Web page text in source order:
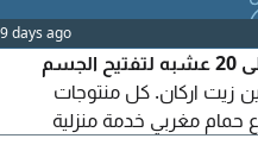
9 days ago
خلاطات مغربية تب ريمة تحتوي على 20 عشبه لتفتيح الجسم
زيت اركان. كل منتوجات
حمام مغربي خدمة منزلية